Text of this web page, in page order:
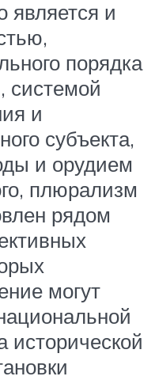
является и
порядка
системой
и
субъекта,
и орудием
плюрализм
рядом
могут
исторической